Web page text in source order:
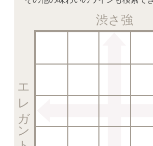
渋さ強
エレガント